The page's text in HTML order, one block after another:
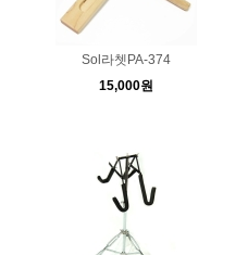
Sol라쳇PA-374
15,000원